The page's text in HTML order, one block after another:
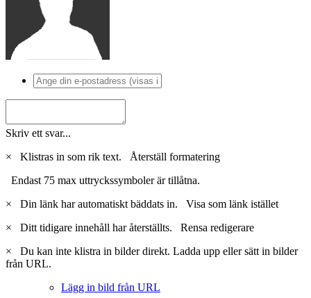
Skriv ett svar...
×
Klistras in som rik text. Återställ formatering
Endast 75 max uttryckssymboler är tillåtna.
×
Din länk har automatiskt bäddats in. Visa som länk istället
×
Ditt tidigare innehåll har återställts. Rensa redigerare
×
Du kan inte klistra in bilder direkt. Ladda upp eller sätt in bilder
från URL.
Lägg in bild från URL